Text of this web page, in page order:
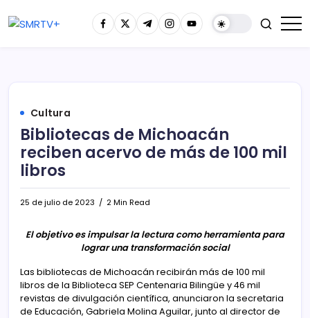
Cultura
Bibliotecas de Michoacán
reciben acervo de más de 100 mil
libros
25 de julio de 2023 2 Min Read
El objetivo es impulsar la lectura como herramienta para
lograr una transformación social
Las bibliotecas de Michoacán recibirán más de 100 mil
libros de la Biblioteca SEP Centenaria Bilingüe y 46 mil
revistas de divulgación científica, anunciaron la secretaria
de Educación, Gabriela Molina Aguilar, junto al director de